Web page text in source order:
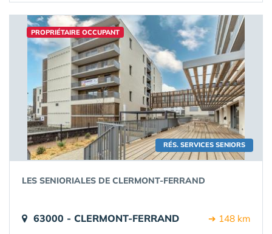
RÉS. SERVICES SENIORS
PROPRIÉTAIRE OCCUPANT
LES SENIORIALES DE CLERMONT-FERRAND
63000 - CLERMONT-FERRAND ➔ 148 km